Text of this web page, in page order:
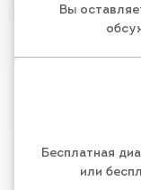
Вы
Бесплатная
или